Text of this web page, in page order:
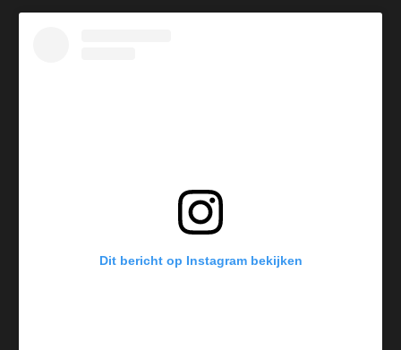
Dit bericht op Instagram bekijken